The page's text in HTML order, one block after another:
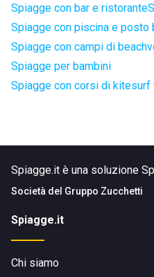
Spiagge con bar e ristorante
Spiagge con piscina e posto
Spiagge con campi di
Spiagge per bambini
Spiagge con corsi di
Spiagge.it è una soluzione
Società del Gruppo Zucchetti
Spiagge.it
Chi siamo